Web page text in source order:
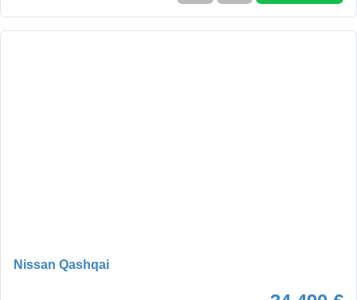
Nissan Qashqai